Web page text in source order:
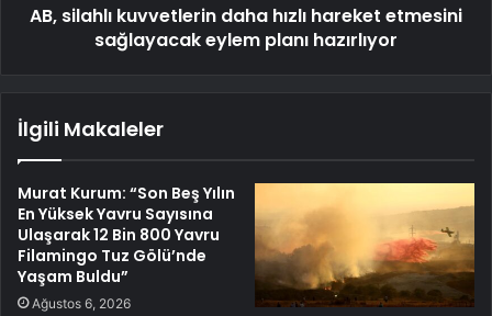
AB, silahlı kuvvetlerin daha hızlı hareket etmesini
sağlayacak eylem planı hazırlıyor
İlgili Makaleler
Murat Kurum: “Son Beş Yılın
En Yüksek Yavru Sayısına
Ulaşarak 12 Bin 800 Yavru
Filamingo Tuz Gölü’nde
Yaşam Buldu”
Ağustos 6, 2026